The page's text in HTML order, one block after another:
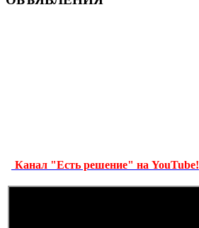
Канал "Есть решение" на YouTube!